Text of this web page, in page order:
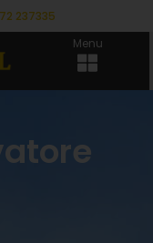
237335
Menu